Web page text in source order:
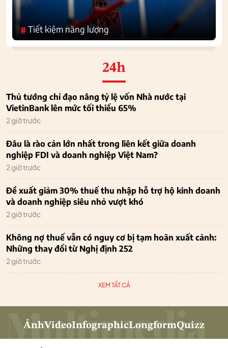
#Tiết kiệm năng lượng
24h
Thủ tướng chỉ đạo nâng tỷ lệ vốn Nhà nước tại
VietinBank lên mức tối thiểu 65%
2 giờ trước
Đâu là rào cản lớn nhất trong liên kết giữa doanh
nghiệp FDI và doanh nghiệp Việt Nam?
2 giờ trước
Đề xuất giảm 30% thuế thu nhập hỗ trợ hộ kinh doanh
và doanh nghiệp siêu nhỏ vượt khó
2 giờ trước
Không nợ thuế vẫn có nguy cơ bị tạm hoãn xuất cảnh:
Những thay đổi từ Nghị định 252
2 giờ trước
XEM TẤT CẢ
ẢnhVideoInfographicLongformQuizz